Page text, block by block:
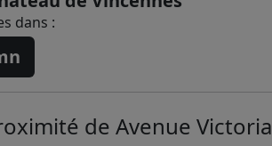
dans :
de Avenue Victoria